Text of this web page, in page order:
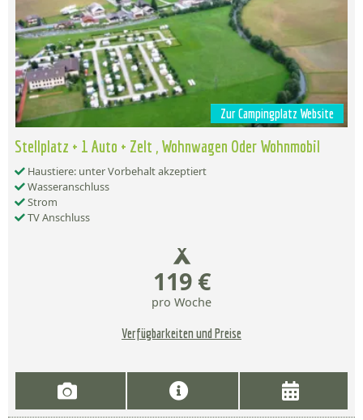
Zur Campingplatz Website
Stellplatz + 1 Auto + Zelt , Wohnwagen Oder Wohnmobil
Haustiere: unter Vorbehalt akzeptiert
Wasseranschluss
Strom
TV Anschluss
119 €
pro Woche
Verfügbarkeiten und Preise